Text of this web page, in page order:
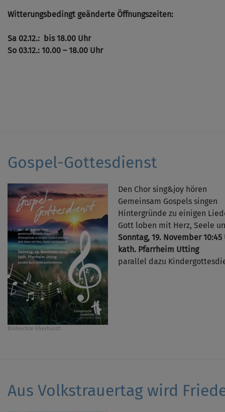
Witterungsbedingt geänderte Öffnungszeiten:
Sa 02.12.: bis 18.00 Uhr
So 03.12.: 10.00 – 18.00 Uhr
Gospel-Gottesdienst
Bildrechte Eberhardt
Den Chor sing&joy hören
Gemeinsam Gospels singen
Hintergründe zu einigen
Gott loben mit Herz, Seele
Sonntag, 19. November 10:45
kath. Pfarrheim Utting
parallel dazu
Aus Volkstrauertag wird